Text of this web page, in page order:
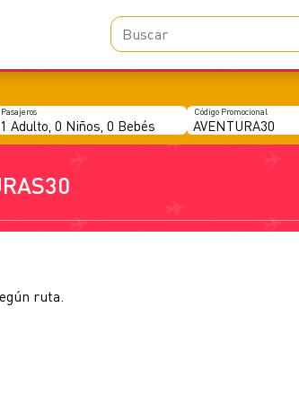
ruta.